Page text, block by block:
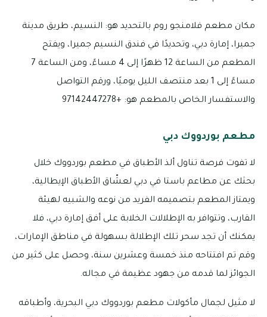
مكان مطعم فلامنجو روم بالتحديد هو: النسيم، طريق مدينة
جميرا، إمارة دبي، وتحديدًا في فندق النسيم جميرا، ويفتح
المطعم من الساعة 12 ظهرًا إلى 4 مساءً، ومن الساعة 7
مساءً إلى 1 بعد منتصف الليل يوميًا، ورقم التواصل
والاستفسار الخاص بالمطعم هو: +97142447278
مطعم بوردووك دبي
لا تفوت فرصة تناول ألذ الأطباق في مطعم بوردووك خلال
بحثك عن مطاعم باستا في دبي لعشّاق الأطباق الإيطالية،
ويمتاز المطعم بتصميمه الفريد من نوعه والشبيه لهيئة
القارب، وتتوافر به الإطلالات الخلابة على أفق إمارة دبي، فلا
يمكنك أن تجد سحر تلك الإطلالة بسهولة في مناطق الإمارات،
وقم تم افتتاحه منذ خمسة وعشرين سنة، وحصل على كثير من
الجوائز لما قدمه من جهود عظيمة في مجاله.
لا مثيل لجمال مأكولات مطعم بوردووك دبي البحرية، وأطباقه